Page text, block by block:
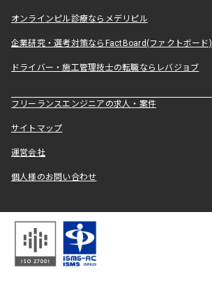
オンラインピル診療ならメデリピル
企業研究・選考対策ならFactBoard(ファクトボード)
ドライバー・施工管理技士の転職ならレバジョブ
フリーランスエンジニアの求人・案件
サイトマップ
運営会社
個人様のお問い合わせ